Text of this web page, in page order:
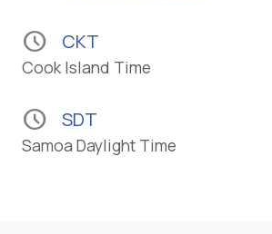
schedule CKT
Cook Island Time
schedule SDT
Samoa Daylight Time